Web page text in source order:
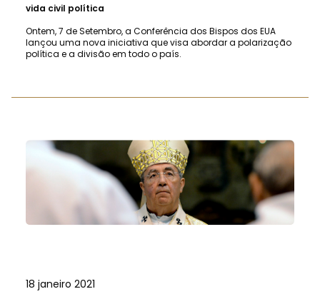
vida civil política
Ontem, 7 de Setembro, a Conferência dos Bispos dos EUA
lançou uma nova iniciativa que visa abordar a polarização
política e a divisão em todo o país.
18 janeiro 2021